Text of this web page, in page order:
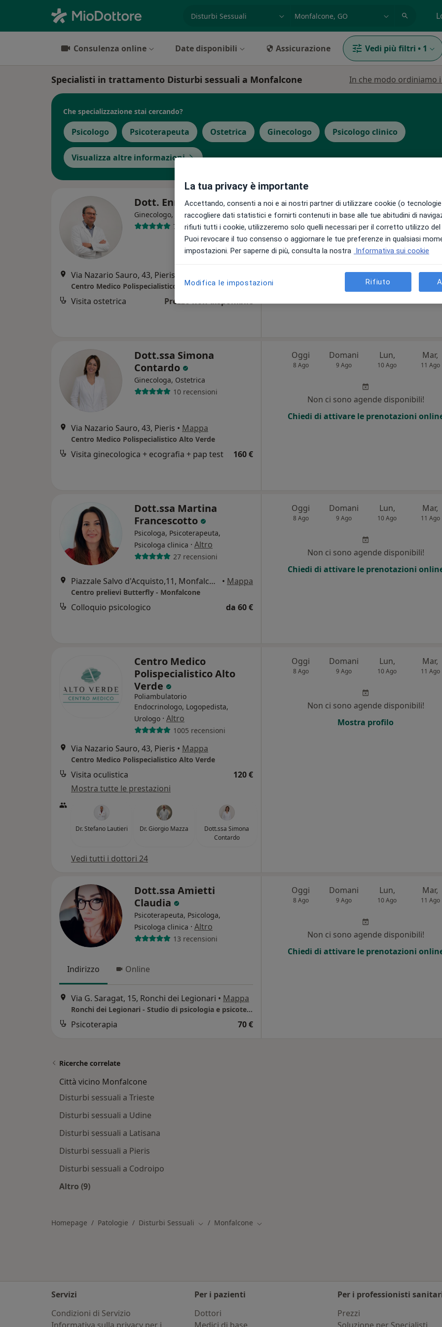
Consulenza online Date disponibili Assicurazione Vedi più filtri • 1
Specialisti in trattamento Disturbi sessuali a Monfalcone In che modo ordiniamo
Che specializzazione stai cercando?
Psicologo Psicoterapeuta Ostetrica Ginecologo Psicologo clinico
Visualizza altre informazioni
Dott. Ennio Cocomazzi
Ginecologo, Ostetrica
72 recensioni
Via Nazario Sauro, 43, Pieris
Centro Medico Polispecialistico Alto Verde
Visita ostetrica Prezzo non disponibile
Oggi
8 Ago
Domani
9 Ago
Lun,
10 Ago
Mar,
11 Ago
Non ci sono agende disponibili!
Dott.ssa Simona
Contardo
Ginecologa, Ostetrica
10 recensioni
Via Nazario Sauro, 43, Pieris • Mappa
Centro Medico Polispecialistico Alto Verde
Visita ginecologica + ecografia + pap test 160 €
Oggi
8 Ago
Domani
9 Ago
Lun,
10 Ago
Mar,
11 Ago
Non ci sono agende disponibili!
Chiedi di attivare le prenotazioni
Dott.ssa Martina
Francescotto
Psicologa, Psicoterapeuta,
Psicologa clinica · Altro
27 recensioni
Piazzale Salvo d'Acquisto,11, Monfalcone • Mappa
Centro prelievi Butterfly - Monfalcone
Colloquio psicologico da 60 €
Oggi
8 Ago
Domani
9 Ago
Lun,
10 Ago
Mar,
11 Ago
Non ci sono agende disponibili!
Chiedi di attivare le prenotazioni
Centro Medico
Polispecialistico Alto
Verde
Poliambulatorio
Endocrinologo, Logopedista,
Urologo · Altro
1005 recensioni
Via Nazario Sauro, 43, Pieris • Mappa
Centro Medico Polispecialistico Alto Verde
Visita oculistica
120 €
Mostra tutte le prestazioni
Dr. Stefano Lautieri Dr. Giorgio Mazza
Dott.ssa Simona
Contardo
Vedi tutti i dottori 24
Oggi
8 Ago
Domani
9 Ago
Lun,
10 Ago
Mar,
11 Ago
Non ci sono agende disponibili!
Mostra profilo
Dott.ssa Amietti
Claudia
Psicoterapeuta, Psicologa,
Psicologa clinica · Altro
13 recensioni
Indirizzo Online
Via G. Saragat, 15, Ronchi dei Legionari • Mappa
Ronchi dei Legionari - Studio di psicologia e psicoterapia psicoanalitica
Psicoterapia 70 €
Oggi
8 Ago
Domani
9 Ago
Lun,
10 Ago
Mar,
11 Ago
Non ci sono agende disponibili!
Chiedi di attivare le prenotazioni
Ricerche correlate
Città vicino Monfalcone
Disturbi sessuali a Trieste
Disturbi sessuali a Udine
Disturbi sessuali a Latisana
Disturbi sessuali a Pieris
Disturbi sessuali a Codroipo
Altro (9)
Homepage Patologie Disturbi Sessuali Cambia città
Monfalcone Cambia città
Servizi
Condizioni di Servizio
Per i pazienti
Dottori
Per i professionisti
Prezzi
La tua privacy è importante
Accettando, consenti a noi e ai nostri partner di utilizzare cookie (o
raccogliere dati statistici e fornirti contenuti in base alle tue abitudini di
rifiuti tutti i cookie, utilizzeremo solo quelli necessari per il corretto utilizzo
Puoi revocare il tuo consenso o aggiornare le tue preferenze in qualsiasi
impostazioni. Per saperne di più, consulta la nostra Informativa sui cookie
Modifica le impostazioni Rifiuto